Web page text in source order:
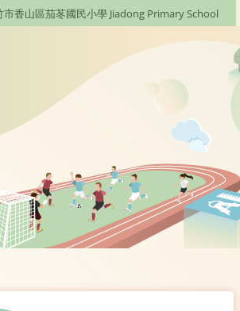
位置
市香山區茄苳國民小學 Jiadong Primary School